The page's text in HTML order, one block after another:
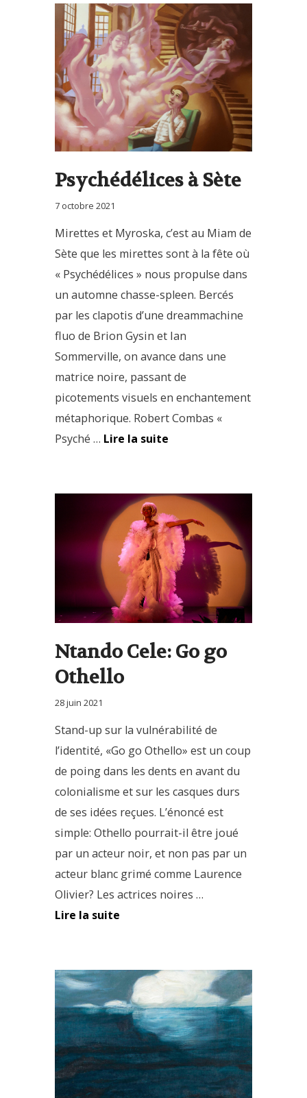
Psychédélices à Sète
7 octobre 2021
Mirettes et Myroska, c’est au Miam de
Sète que les mirettes sont à la fête où
« Psychédélices » nous propulse dans
un automne chasse-spleen. Bercés
par les clapotis d’une dreammachine
fluo de Brion Gysin et Ian
Sommerville, on avance dans une
matrice noire, passant de
picotements visuels en enchantement
métaphorique. Robert Combas «
Psyché … Lire la suite
Ntando Cele: Go go
Othello
28 juin 2021
Stand-up sur la vulnérabilité de
l’identité, «Go go Othello» est un coup
de poing dans les dents en avant du
colonialisme et sur les casques durs
de ses idées reçues. L’énoncé est
simple: Othello pourrait-il être joué
par un acteur noir, et non pas par un
acteur blanc grimé comme Laurence
Olivier? Les actrices noires …
Lire la suite